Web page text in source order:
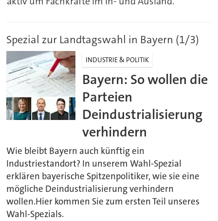
Spezial zur Landtagswahl in Bayern (1/3)
INDUSTRIE & POLITIK
Bayern: So wollen die
Parteien
Deindustrialisierung
verhindern
Wie bleibt Bayern auch künftig ein
Industriestandort? In unserem Wahl-Spezial
erklären bayerische Spitzenpolitiker, wie sie eine
mögliche Deindustrialisierung verhindern
wollen.Hier kommen Sie zum ersten Teil unseres
Wahl-Spezials.